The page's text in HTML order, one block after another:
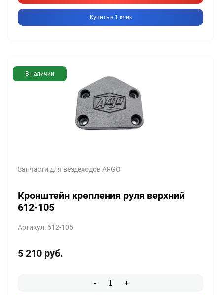
Купить в 1 клик
В наличии
Запчасти для вездеходов ARGO
Кронштейн крепления руля верхний
612-105
Артикул: 612-105
5 210 руб.
- +